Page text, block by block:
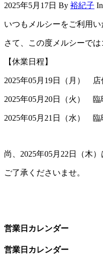
2025年5月17日 By 裕紀子 In
いつもメルシーをご利用い
さて、この度メルシーで
【休業日程】
2025年05月19日（月） 店
2025年05月20日（火） 臨
2025年05月21日（水） 臨
尚、2025年05月22日（木
ご了承くださいませ。
営業日カレンダー
営業日カレンダー